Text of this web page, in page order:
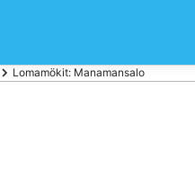
Lomamökit: Manamansalo